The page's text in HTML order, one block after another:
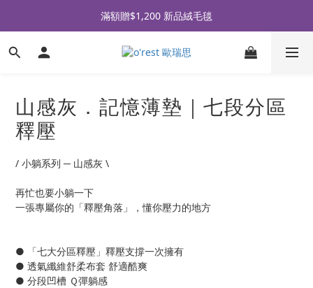
全品牌滿 $990免運｜會員買即贈〈 購物金 〉
滿額贈$1,200 新品絨毛毯
全品牌滿 $990免運｜會員買即贈〈 購物金 〉
山感灰．記憶薄墊｜七段分區
釋壓
/ 小躺系列 ─ 山感灰 \
再忙也要小躺一下
一張專屬你的「釋壓角落」，懂你壓力的地方
● 「七大分區釋壓」釋壓支撐一次擁有
● 透氣纖維舒柔布套 舒適酷爽
● 分段凹槽 Ｑ彈躺感